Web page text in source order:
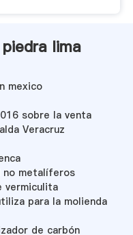
lima
mexico
sobre la venta
Veracruz
no metalíferos
vermiculita
para la molienda
de carbón